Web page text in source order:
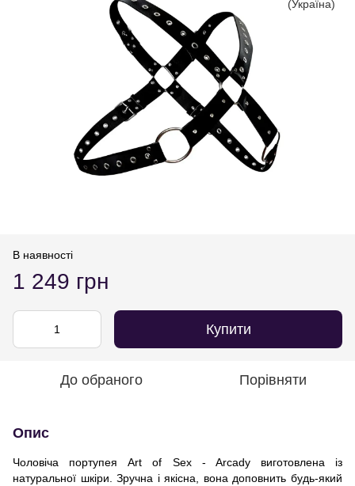
В наявності
1 249 грн
Купити
До обраного Порівняти
Опис
Чоловіча портупея Art of Sex - Arcady виготовлена із
натуральної шкіри. Зручна і якісна, вона доповнить будь-який